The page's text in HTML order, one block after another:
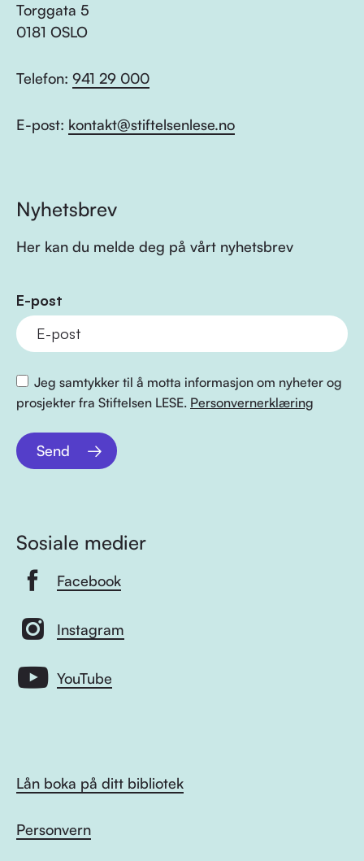
Torggata 5
0181 OSLO
Telefon: 941 29 000
E-post: kontakt@stiftelsenlese.no
Nyhetsbrev
Her kan du melde deg på vårt nyhetsbrev
E-post
Jeg samtykker til å motta informasjon om nyheter og
prosjekter fra Stiftelsen LESE. Personvernerklæring
Send
Sosiale medier
Facebook
Instagram
YouTube
Lån boka på ditt bibliotek
Personvern